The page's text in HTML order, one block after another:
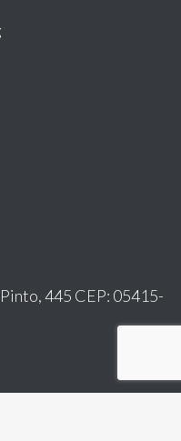
445 CEP: 05415-